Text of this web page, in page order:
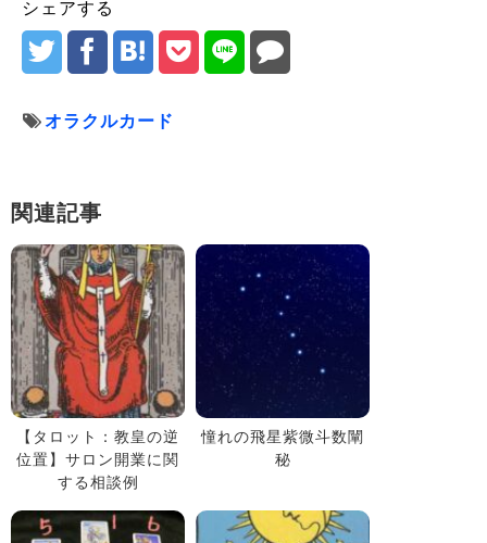
シェアする
オラクルカード
関連記事
【タロット：教皇の逆
位置】サロン開業に関
する相談例
憧れの飛星紫微斗数闡
秘